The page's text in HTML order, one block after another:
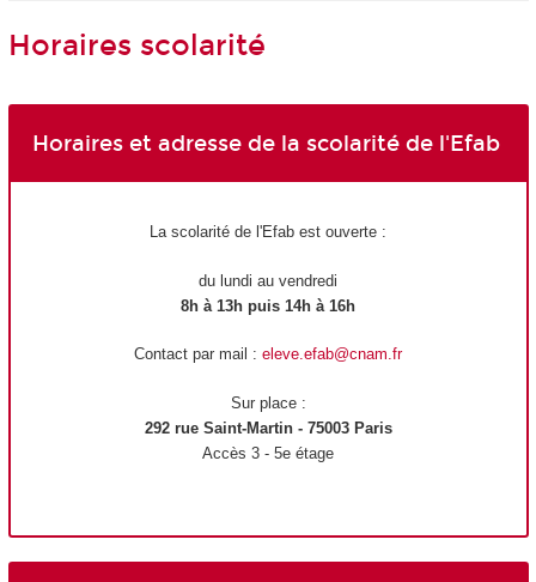
Horaires scolarité
Horaires et adresse de la scolarité de l'Efab
La scolarité de l'Efab est ouverte :
du lundi au vendredi
8h à 13h puis 14h à 16h
Contact par mail : eleve.efab@cnam.fr
Sur place :
292 rue Saint-Martin - 75003 Paris
Accès 3 - 5e étage